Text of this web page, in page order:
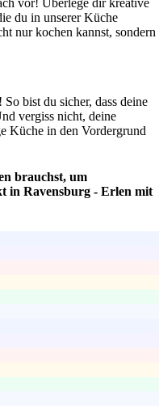
vor! Überlege dir kreative
du in unserer Küche
nur kochen kannst, sondern
bist du sicher, dass deine
vergiss nicht, deine
Küche in den Vordergrund
brauchst, um
in Ravensburg - Erlen mit